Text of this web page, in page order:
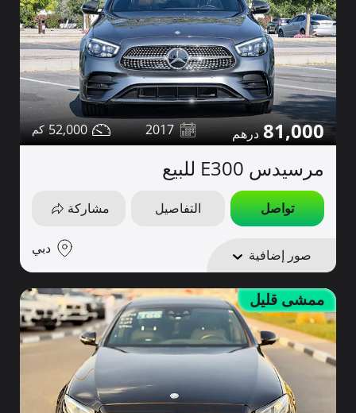
81,000
2017
52,000
مرسيدس E300 للبيع
تواصل التفاصيل مشاركة
صور إضافية دبي
ممشى قليل